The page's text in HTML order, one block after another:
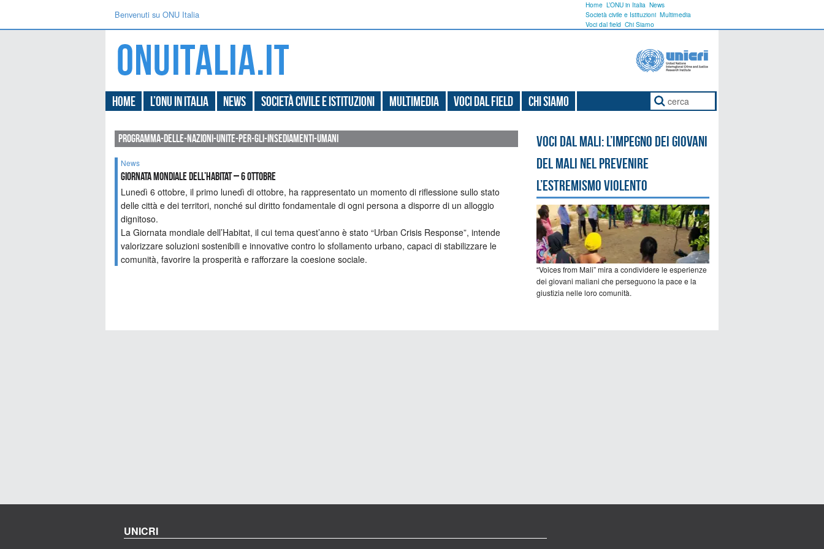
Benvenuti su ONU Italia
Home L’ONU in Italia News
Società civile e Istituzioni Multimedia
Voci dal field Chi Siamo
Home L’ONU in Italia News Società civile e Istituzioni Multimedia Voci dal field Chi Siamo
programma-delle-nazioni-unite-per-gli-insediamenti-umani
News
Giornata Mondiale dell’Habitat – 6 ottobre
Lunedì 6 ottobre, il primo lunedì di ottobre, ha rappresentato un momento di riflessione sullo stato
delle città e dei territori, nonché sul diritto fondamentale di ogni persona a disporre di un alloggio
dignitoso.
La Giornata mondiale dell’Habitat, il cui tema quest’anno è stato “Urban Crisis Response”, intende
valorizzare soluzioni sostenibili e innovative contro lo sfollamento urbano, capaci di stabilizzare le
comunità, favorire la prosperità e rafforzare la coesione sociale.
Voci dal Mali: l’impegno dei giovani
del Mali nel prevenire
l’estremismo violento
“Voices from Mali” mira a condividere le esperienze
dei giovani maliani che perseguono la pace e la
giustizia nelle loro comunità.
UNICRI